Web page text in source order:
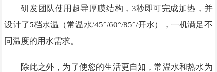
研发团队使用超导厚膜结构，3秒即可完成加热，并
设计了5档水温（常温水/45°/60°/85°/开水），一机满足不
同温度的用水需求。
除此之外，为了使您的生活更自如，常温水和热水为